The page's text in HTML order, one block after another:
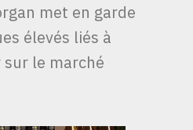
met en garde
élevés liés à
le marché